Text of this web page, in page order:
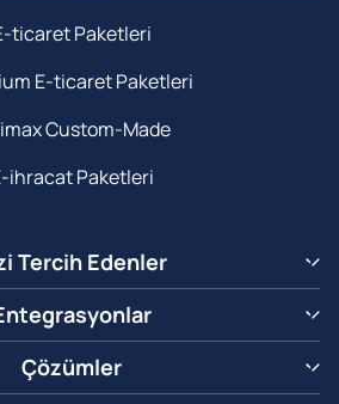
ticaret Paketleri
E-ticaret Paketleri
Custom-Made
ihracat Paketleri
Tercih Edenler
Çözümler